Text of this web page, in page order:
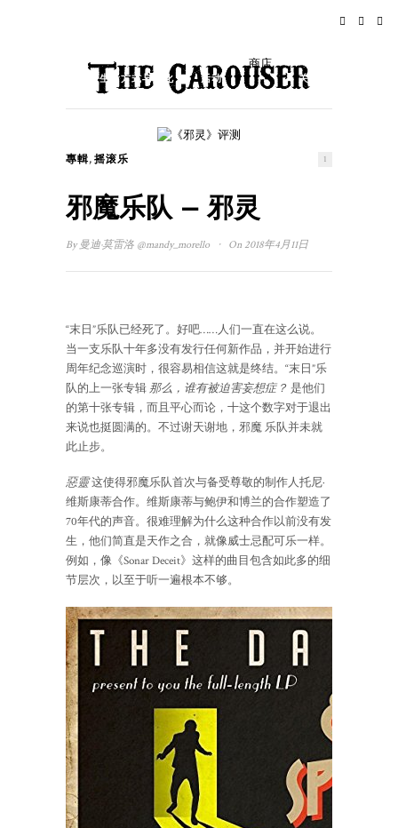
生活方式与文化 活动
商店
关于
專輯, 摇滚乐 1
邪魔乐队 – 邪灵
By 曼迪·莫雷洛 @mandy_morello · On 2018年4月11日
“末日”乐队已经死了。好吧……人们一直在这么说。
当一支乐队十年多没有发行任何新作品，并开始进行
周年纪念巡演时，很容易相信这就是终结。“末日”乐
队的上一张专辑那么，谁有被迫害妄想症？ 是他们
的第十张专辑，而且平心而论，十这个数字对于退出
来说也挺圆满的。不过谢天谢地，邪魔 乐队并未就
此止步。
惡靈这使得邪魔乐队首次与备受尊敬的制作人托尼·
维斯康蒂合作。维斯康蒂与鲍伊和博兰的合作塑造了
70年代的声音。很难理解为什么这种合作以前没有发
生，他们简直是天作之合，就像威士忌配可乐一样。
例如，像《Sonar Deceit》这样的曲目包含如此多的细
节层次，以至于听一遍根本不够。